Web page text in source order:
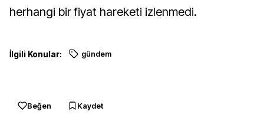
herhangi bir fiyat hareketi izlenmedi.
İlgili Konular: gündem
Beğen Kaydet